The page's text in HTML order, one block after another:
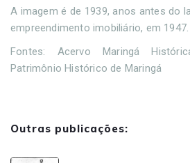
A imagem é de 1939, anos antes do
empreendimento imobiliário, em 1947.
Fontes: Acervo Maringá
Patrimônio Histórico de Maringá
Outras publicações: